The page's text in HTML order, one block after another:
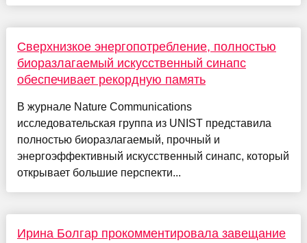
Сверхнизкое энергопотребление, полностью
биоразлагаемый искусственный синапс
обеспечивает рекордную память
В журнале Nature Communications
исследовательская группа из UNIST представила
полностью биоразлагаемый, прочный и
энергоэффективный искусственный синапс, который
открывает большие перспекти...
Ирина Болгар прокомментировала завещание